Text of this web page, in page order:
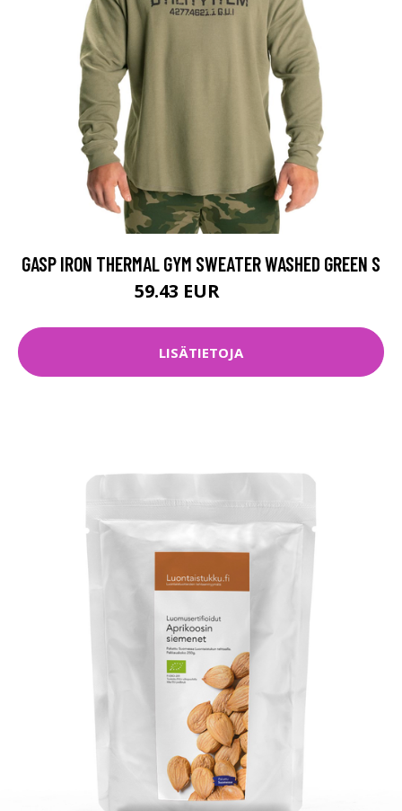
GASP IRON THERMAL GYM SWEATER WASHED GREEN S
59.43 EUR
LISÄTIETOJA